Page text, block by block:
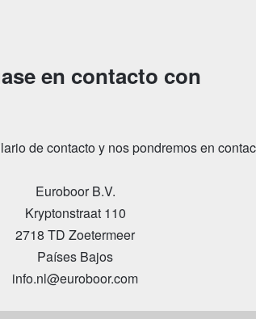
en contacto con
de contacto y nos pondremos en
Euroboor B.V.
Kryptonstraat 110
2718 TD Zoetermeer
Países Bajos
info.nl@euroboor.com